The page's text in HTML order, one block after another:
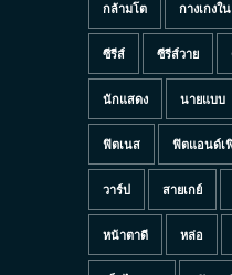
กล้ามโต กางเกงใน
ซีรีส์ ซีรีส์วาย
นักแสดง นายแบบ
ฟิตเนส ฟิตแอนด์เ
วาร์ป สายเกย์
หน้าตาดี หล่อ